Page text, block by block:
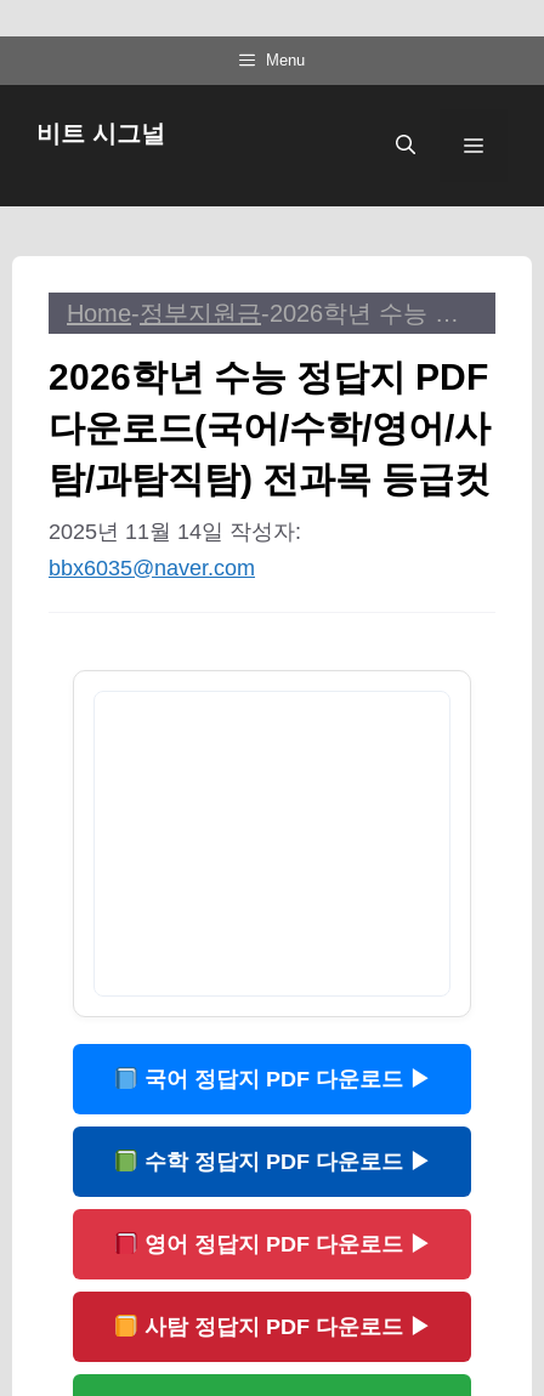
텐
뛰
Menu
비트 시그널 메
Home-정부지원금- 2026학년 수능 정답지 PDF 다운로드(국어/수학/영어/사탐/과탐직탐) 전과목 등급컷
2026학년 수능 정답지 PDF
다운로드(국어/수학/영어/사
탐/과탐직탐) 전과목 등급컷
2025년 11월 14일 작성자:
bbx6035@naver.com
국어 정답지 PDF 다운로드 ▶
수학 정답지 PDF 다운로드 ▶
영어 정답지 PDF 다운로드 ▶
사탐 정답지 PDF 다운로드 ▶